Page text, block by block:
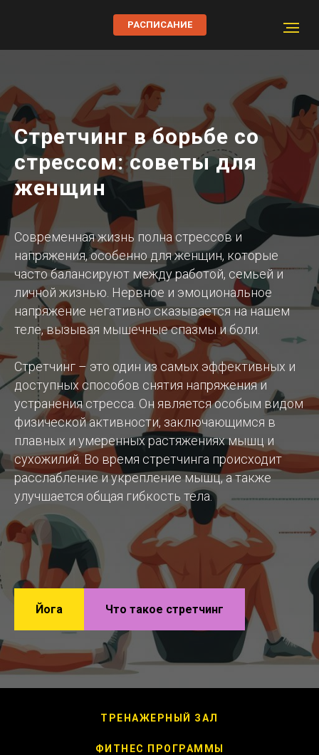
РАСПИСАНИЕ
Стретчинг в борьбе со
стрессом: советы для
женщин
Современная жизнь полна стрессов и
напряжения, особенно для женщин, которые
часто балансируют между работой, семьей и
личной жизнью. Нервное и эмоциональное
напряжение негативно сказывается на нашем
теле, вызывая мышечные спазмы и боли.
Стретчинг – это один из самых эффективных и
доступных способов снятия напряжения и
устранения стресса. Он является особым видом
физической активности, заключающимся в
плавных и умеренных растяжениях мышц и
сухожилий. Во время стретчинга происходит
расслабление и укрепление мышц, а также
улучшается общая гибкость тела.
Йога Что такое стретчинг
ТРЕНАЖЕРНЫЙ ЗАЛ
ФИТНЕС ПРОГРАММЫ